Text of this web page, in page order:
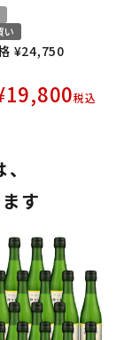
い
¥24,750
19,800税込
す